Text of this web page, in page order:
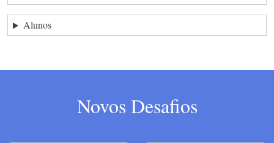
Alunos
Novos Desafios